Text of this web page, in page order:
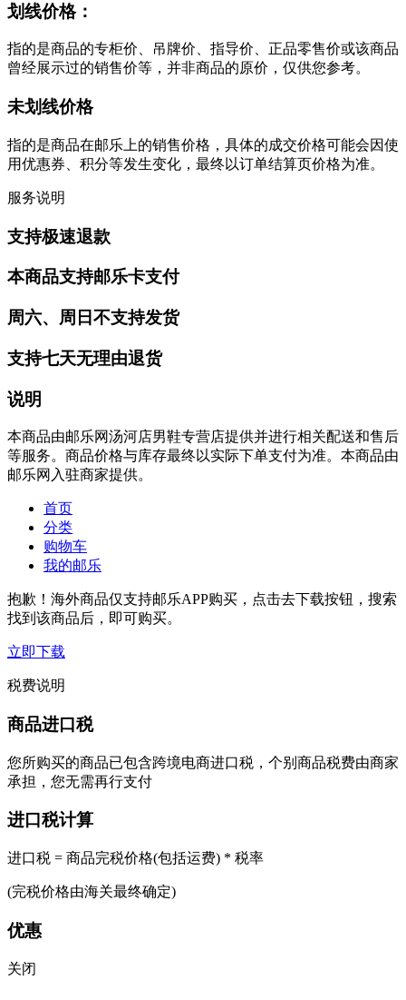
划线价格：
指的是商品的专柜价、吊牌价、指导价、正品零售价或该商品
曾经展示过的销售价等，并非商品的原价，仅供您参考。
未划线价格
指的是商品在邮乐上的销售价格，具体的成交价格可能会因使
用优惠券、积分等发生变化，最终以订单结算页价格为准。
服务说明
支持极速退款
本商品支持邮乐卡支付
周六、周日不支持发货
支持七天无理由退货
说明
本商品由邮乐网汤河店男鞋专营店提供并进行相关配送和售后
等服务。商品价格与库存最终以实际下单支付为准。本商品由
邮乐网入驻商家提供。
首页
分类
购物车
我的邮乐
抱歉！海外商品仅支持邮乐APP购买，点击去下载按钮，搜索
找到该商品后，即可购买。
立即下载
税费说明
商品进口税
您所购买的商品已包含跨境电商进口税，个别商品税费由商家
承担，您无需再行支付
进口税计算
进口税 = 商品完税价格(包括运费) * 税率
(完税价格由海关最终确定)
优惠
关闭